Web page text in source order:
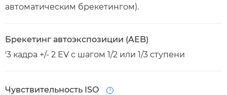
автоматическим брекетингом).
Брекетинг автоэкспозиции (AEB)
'3 кадра +/- 2 EV с шагом 1/2 или 1/3 ступени
Чувствительность ISO